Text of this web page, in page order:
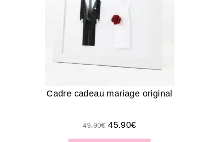
Cadre cadeau mariage original
49.90€ 45.90€